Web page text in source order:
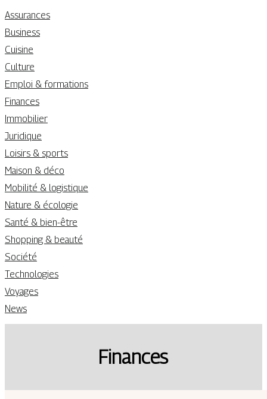
Assurances
Business
Cuisine
Culture
Emploi & formations
Finances
Immobilier
Juridique
Loisirs & sports
Maison & déco
Mobilité & logistique
Nature & écologie
Santé & bien-être
Shopping & beauté
Société
Technologies
Voyages
News
Finances